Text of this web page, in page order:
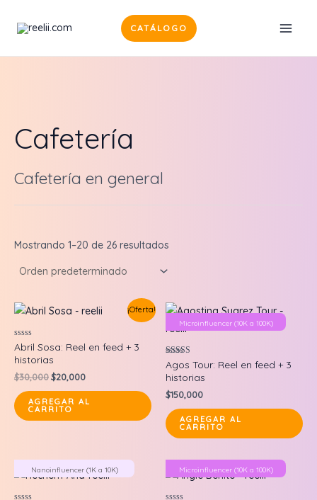
CATÁLOGO
Cafetería
Cafetería en general
Mostrando 1–20 de 26 resultados
¡Oferta!
Valorado
en
0
de
5
Abril Sosa: Reel en feed + 3
historias
$30,000Original
was:
$30,000.
$20,000Current
is:
AGREGAR AL
CARRITO
Microinfluencer (10K a 100K)
Valorado en
5.00
de 5
Agos Tour: Reel en feed + 3
historias
$150,000
AGREGAR AL
CARRITO
Nanoinfluencer (1K a 10K) Microinfluencer (10K a 100K)